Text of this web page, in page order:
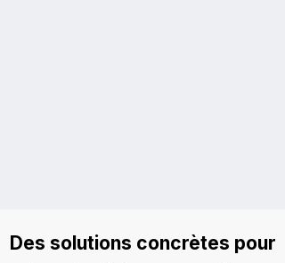
Des solutions concrètes pour